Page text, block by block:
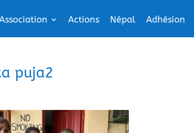
Actions Népal Adhésion
puja2